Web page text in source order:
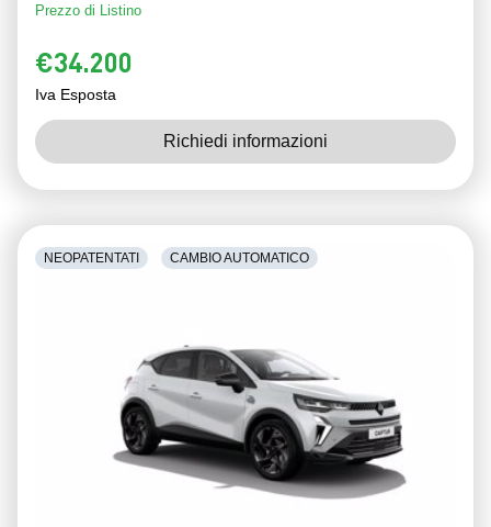
Prezzo di Listino
€34.200
Iva Esposta
Richiedi informazioni
NEOPATENTATI CAMBIO AUTOMATICO